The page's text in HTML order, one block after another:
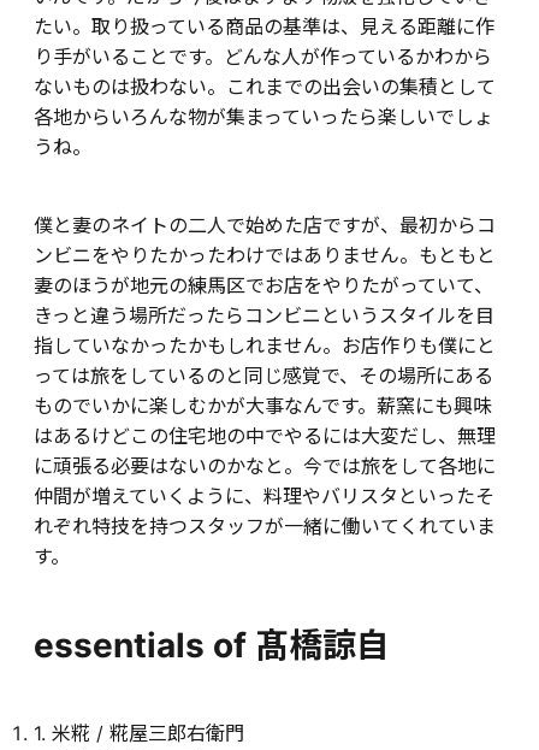
たい。取り扱っている商品の基準は、見える距離に作
り手がいることです。どんな人が作っているかわから
ないものは扱わない。これまでの出会いの集積として
各地からいろんな物が集まっていったら楽しいでしょ
うね。
僕と妻のネイトの二人で始めた店ですが、最初からコ
ンビニをやりたかったわけではありません。もともと
妻のほうが地元の練馬区でお店をやりたがっていて、
きっと違う場所だったらコンビニというスタイルを目
指していなかったかもしれません。お店作りも僕にと
っては旅をしているのと同じ感覚で、その場所にある
ものでいかに楽しむかが大事なんです。薪窯にも興味
はあるけどこの住宅地の中でやるには大変だし、無理
に頑張る必要はないのかなと。今では旅をして各地に
仲間が増えていくように、料理やバリスタといったそ
れぞれ特技を持つスタッフが一緒に働いてくれていま
す。
essentials of 髙橋諒自
1. 米糀 / 糀屋三郎右衛門